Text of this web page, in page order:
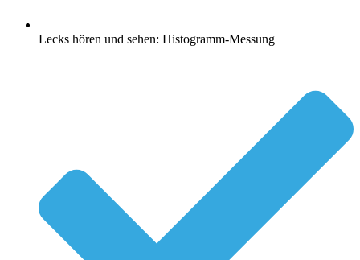
Lecks hören und sehen: Histogramm-Messung